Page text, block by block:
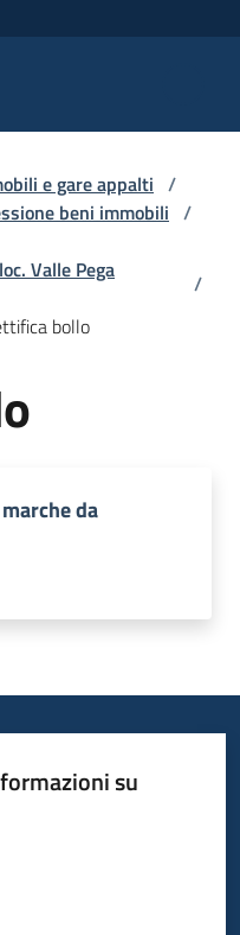
e gare appalti /
beni immobili /
Valle Pega
/
bollo
da
su